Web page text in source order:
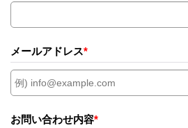
メールアドレス*
お問い合わせ内容*